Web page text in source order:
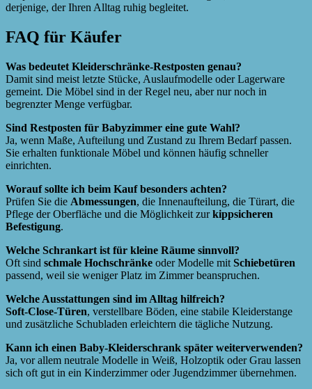
derjenige, der Ihren Alltag ruhig begleitet.
FAQ für Käufer
Was bedeutet Kleiderschränke-Restposten genau?
Damit sind meist letzte Stücke, Auslaufmodelle oder Lagerware
gemeint. Die Möbel sind in der Regel neu, aber nur noch in
begrenzter Menge verfügbar.
Sind Restposten für Babyzimmer eine gute Wahl?
Ja, wenn Maße, Aufteilung und Zustand zu Ihrem Bedarf passen.
Sie erhalten funktionale Möbel und können häufig schneller
einrichten.
Worauf sollte ich beim Kauf besonders achten?
Prüfen Sie die Abmessungen, die Innenaufteilung, die Türart, die
Pflege der Oberfläche und die Möglichkeit zurkippsicheren
Befestigung.
Welche Schrankart ist für kleine Räume sinnvoll?
Oft sind schmale Hochschränke oder Modelle mit Schiebetüren
passend, weil sie weniger Platz im Zimmer beanspruchen.
Welche Ausstattungen sind im Alltag hilfreich?
Soft-Close-Türen, verstellbare Böden, eine stabile Kleiderstange
und zusätzliche Schubladen erleichtern die tägliche Nutzung.
Kann ich einen Baby-Kleiderschrank später weiterverwenden?
Ja, vor allem neutrale Modelle in Weiß, Holzoptik oder Grau lassen
sich oft gut in ein Kinderzimmer oder Jugendzimmer übernehmen.